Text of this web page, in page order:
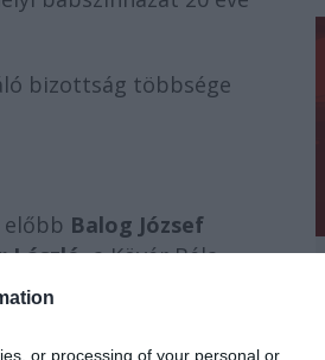
or processing of your personal or
bizottság többsége
Balog József
László, a Kövér Béla